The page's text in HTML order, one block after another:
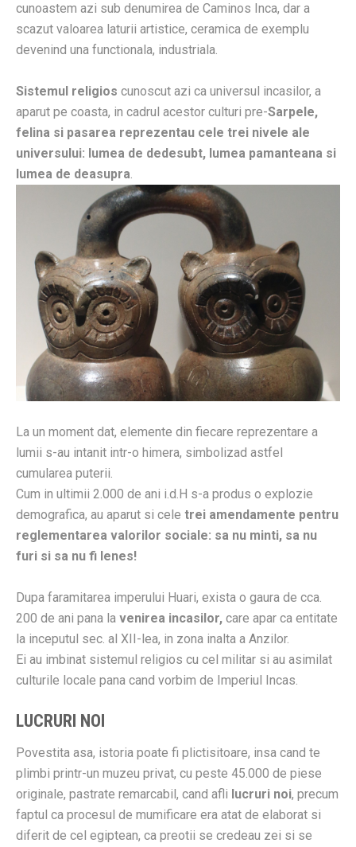
cunoastem azi sub denumirea de Caminos Inca, dar a
scazut valoarea laturii artistice, ceramica de exemplu
devenind una functionala, industriala.
Sistemul religios cunoscut azi ca universul incasilor, a
aparut pe coasta, in cadrul acestor culturi pre-Sarpele,
felina si pasarea reprezentau cele trei nivele ale
universului: lumea de dedesubt, lumea pamanteana si
lumea de deasupra.
La un moment dat, elemente din fiecare reprezentare a
lumii s-au intanit intr-o himera, simbolizad astfel
cumularea puterii.
Cum in ultimii 2.000 de ani i.d.H s-a produs o explozie
demografica, au aparut si cele trei amendamente pentru
reglementarea valorilor sociale: sa nu minti, sa nu
furi si sa nu fi lenes!
Dupa faramitarea imperului Huari, exista o gaura de cca.
200 de ani pana la venirea incasilor, care apar ca entitate
la inceputul sec. al XII-lea, in zona inalta a Anzilor.
Ei au imbinat sistemul religios cu cel militar si au asimilat
culturile locale pana cand vorbim de Imperiul Incas.
LUCRURI NOI
Povestita asa, istoria poate fi plictisitoare, insa cand te
plimbi printr-un muzeu privat, cu peste 45.000 de piese
originale, pastrate remarcabil, cand afli lucruri noi, precum
faptul ca procesul de mumificare era atat de elaborat si
diferit de cel egiptean, ca preotii se credeau zei si se